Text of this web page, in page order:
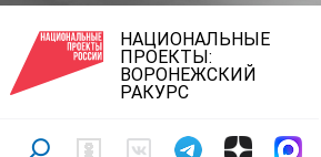
НАЦИОНАЛЬНЫЕ
ПРОЕКТЫ:
ВОРОНЕЖСКИЙ
РАКУРС